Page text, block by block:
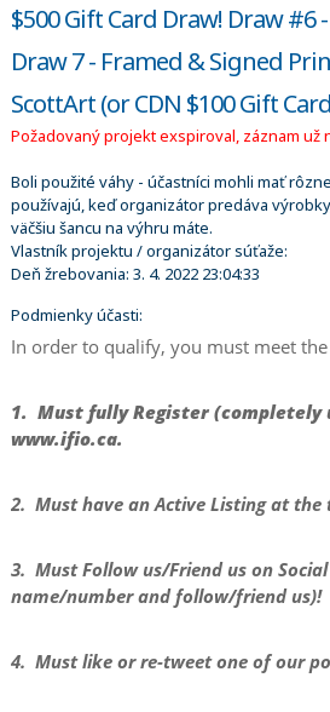
$500 Gift Card Draw! Draw #6
Draw 7 - Framed & Signed
ScottArt (or CDN $100 Gift
Požadovaný projekt exspiroval, záznam už
Boli použité váhy - účastníci mohli mať
používajú, keď organizátor predáva
väčšiu šancu na výhru máte.
Vlastník projektu / organizátor súťaže:
Deň žrebovania: 3. 4. 2022 23:04:33
Podmienky účasti:
In order to qualify, you must meet
1. Must fully Register (completely
www.ifio.ca.
2. Must have an Active Listing at
3. Must Follow us/Friend us on
name/number and follow/friend us)!
4. Must like or re-tweet one of our